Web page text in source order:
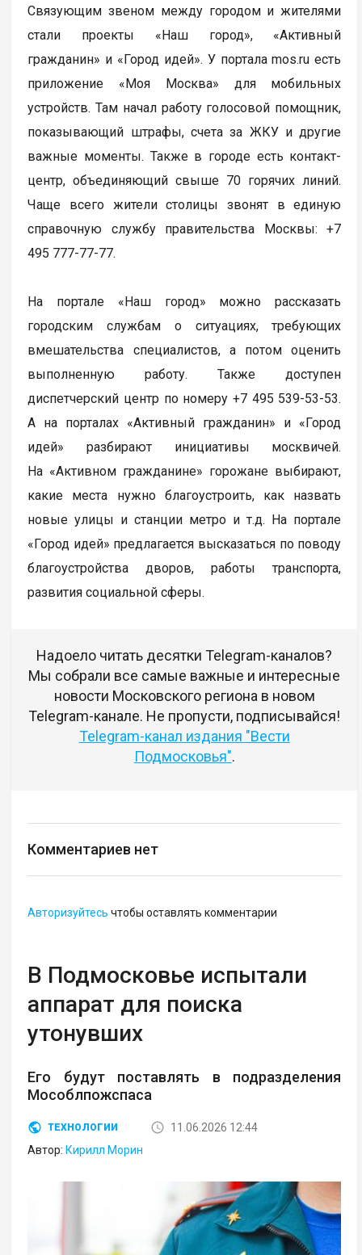
Связующим звеном между городом и жителями
стали проекты «Наш город», «Активный
гражданин» и «Город идей». У портала mos.ru есть
приложение «Моя Москва» для мобильных
устройств. Там начал работу голосовой помощник,
показывающий штрафы, счета за ЖКУ и другие
важные моменты. Также в городе есть контакт-
центр, объединяющий свыше 70 горячих линий.
Чаще всего жители столицы звонят в единую
справочную службу правительства Москвы: +7
495 777-77-77.
На портале «Наш город» можно рассказать
городским службам о ситуациях, требующих
вмешательства специалистов, а потом оценить
выполненную работу. Также доступен
диспетчерский центр по номеру +7 495 539-53-53.
А на порталах «Активный гражданин» и «Город
идей» разбирают инициативы москвичей.
На «Активном гражданине» горожане выбирают,
какие места нужно благоустроить, как назвать
новые улицы и станции метро и т.д. На портале
«Город идей» предлагается высказаться по поводу
благоустройства дворов, работы транспорта,
развития социальной сферы.
Надоело читать десятки Telegram-каналов?
Мы собрали все самые важные и интересные
новости Московского региона в новом
Telegram-канале. Не пропусти, подписывайся!
Telegram-канал издания "Вести
Подмосковья".
Комментариев нет
Авторизуйтесь чтобы оставлять комментарии
В Подмосковье испытали
аппарат для поиска
утонувших
Его будут поставлять в подразделения
Мособлпожспаса
ТЕХНОЛОГИИ
11.06.2026 12:44
Автор: Кирилл Морин